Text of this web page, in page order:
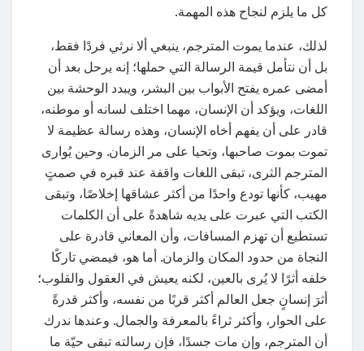
كل ما يلزم لنجاح هذه المهمة.
لذلك، عندما يموت المترجم، ينبغي ألا نرثي فردًا فقط،
بل أن نتأمل قيمة الرسالة التي حملها؛ إنه يرحل بعد أن
أمضى عمره يفتح الأبواب بين البشر، ويبدد الوحشة بين
اللغات، ويؤكد أن الإنسان، مهما اختلف لسانه أو موطنه،
قادر على أن يفهم أخاه الإنسان، وهذه رسالة عظيمة لا
تموت بموت صاحبها، وتحيا على مر الزمان. وحين يُوارى
المترجم الثرى، تبقى اللغات واقفة عند قبره في صمتٍ
مهيب، كأنها تودع واحدًا من أكثر عشاقها إخلاصًا، وتبقى
الكتب التي عبرت على يديه شاهدةً على أن الكلمات
تستطيع أن تهزم المسافات، وأن المعاني قادرة على
النجاة من حدود المكان والزمان. أما هو، فيمضي تاركًا
خلفه أثرًا لا يُرى بالعين، لكنه يعيش في العقول والقلوب؛
أثرَ إنسانٍ جعل العالم أكثر قربًا من نفسه، وأكثر قدرةً
على الحوار، وأكثر ثراءً بالمعرفة والجمال. وعندها ندرك
أن المترجم، وإن مات جسدًا، فإن رسالته تبقى حيّة ما